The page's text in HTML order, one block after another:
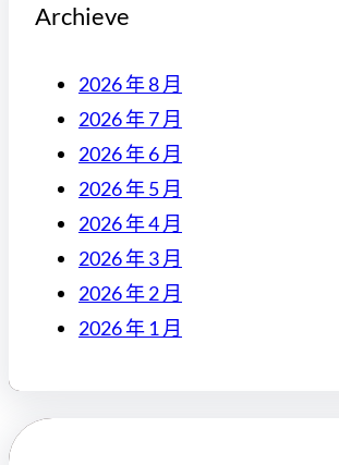
Archieve
2026 年 8 月
2026 年 7 月
2026 年 6 月
2026 年 5 月
2026 年 4 月
2026 年 3 月
2026 年 2 月
2026 年 1 月